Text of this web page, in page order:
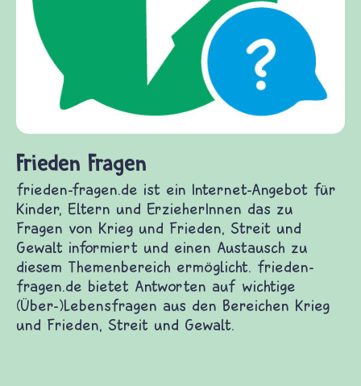
Frieden Fragen
frieden-fragen.de ist ein Internet-Angebot für
Kinder, Eltern und ErzieherInnen das zu
Fragen von Krieg und Frieden, Streit und
Gewalt informiert und einen Austausch zu
diesem Themenbereich ermöglicht. frieden-
fragen.de bietet Antworten auf wichtige
(Über-)Lebensfragen aus den Bereichen Krieg
und Frieden, Streit und Gewalt.